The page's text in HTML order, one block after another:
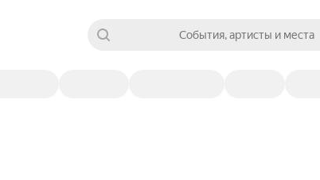
События, артисты и места